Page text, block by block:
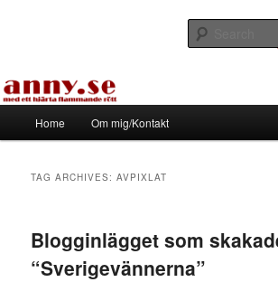
Tapirhen
Home Om mig/Kontakt
TAG ARCHIVES:AVPIXLAT
Blogginlägget som
“Sverigevännerna”